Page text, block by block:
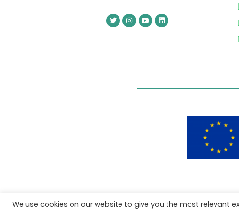
We use cookies on our website to give you the most relevant